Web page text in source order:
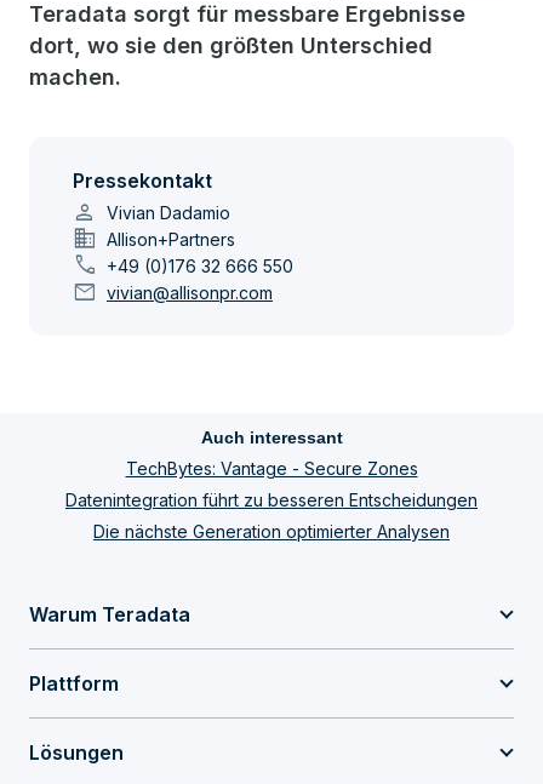
Teradata sorgt für messbare Ergebnisse
dort, wo sie den größten Unterschied
machen.
Pressekontakt
person Vivian Dadamio
domain Allison+Partners
call +49 (0)176 32 666 550
mail vivian@allisonpr.com
Auch interessant
TechBytes: Vantage - Secure Zones
Datenintegration führt zu besseren Entscheidungen
Die nächste Generation optimierter Analysen
Warum Teradata
Plattform
Lösungen